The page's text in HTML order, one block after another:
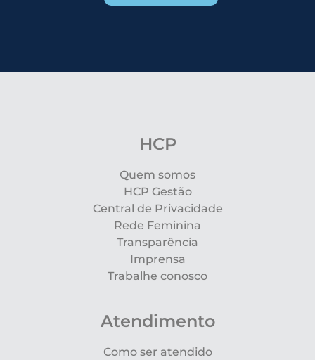
HCP
Quem somos
HCP Gestão
Central de Privacidade
Rede Feminina
Transparência
Imprensa
Trabalhe conosco
Atendimento
Como ser atendido